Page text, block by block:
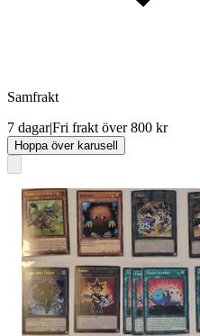
Samfrakt
7 dagar|Fri frakt över 800 kr
Hoppa över karusell